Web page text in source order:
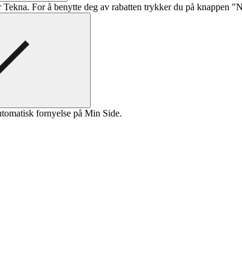
For å benytte deg av rabatten trykker du på knappen
fornyelse på Min Side.